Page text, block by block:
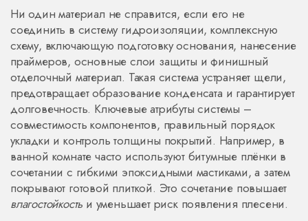
Ни один материал не справится, если его не
соединить в систему гидроизоляции,комплексную
схему, включающую подготовку основания, нанесение
праймеров, основные слои защиты и финишный
отделочный материал. Такая система устраняет щели,
предотвращает образование конденсата и гарантирует
долговечность. Ключевые атрибуты системы –
совместимость компонентов, правильный порядок
укладки и контроль толщины покрытий. Например, в
ванной комнате часто используют битумные плёнки в
сочетании с гибкими эпоксидными мастиками, а затем
покрывают готовой плиткой. Это сочетание повышает
влагостойкость и уменьшает риск появления плесени.